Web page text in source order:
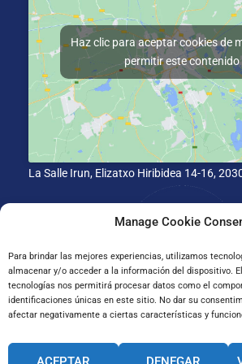
Manage Cookie
Para brindar las mejores experiencias, utilizamos
almacenar y/o acceder a la información del dispositivo.
tecnologías nos permitirá procesar datos como el
identificaciones únicas en este sitio. No dar su
afectar negativamente a ciertas características y
Haz clic para aceptar cookies de
permitir este contenido
La Salle Irun, Elizatxo Hiribidea 14-16,
CANAL INTERNO DE INFORMACIÓN